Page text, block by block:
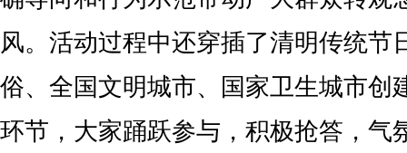
风。活动过程中还穿插了清明传统节
俗、全国文明城市、国家卫生城市创
环节，大家踊跃参与，积极抢答，气